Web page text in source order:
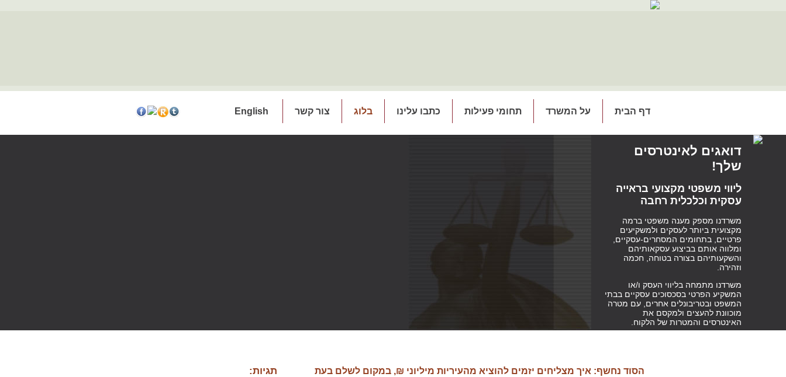
דף הבית על המשרד תחומי פעילות כתבו עלינו בלוג צור קשר English
דואגים לאינטרסים
שלך!
ליווי משפטי מקצועי בראייה
עסקית וכלכלית רחבה
משרדנו מספק מענה משפטי ברמה
מקצועית ביותר לעסקים ולמשקיעים
פרטיים, בתחומים המסחרים-עסקיים,
ומלווה אותם בביצוע עסקאותיהם
והשקעותיהם בצורה בטוחה, חכמה
וזהירה.
משרדנו מתמחה בליווי העסק ו/או
המשקיע הפרטי בסכסוכים עסקיים בבתי
המשפט ובטריבונלים אחרים, עם מטרה
מוכוונת להעצים ולמקסם את
האינטרסים והמטרות של הלקוח.
הסוד נחשף: איך מצליחים יזמים להוציא מהעיריות מיליוני ₪, במקום לשלם בעת
תגיות: